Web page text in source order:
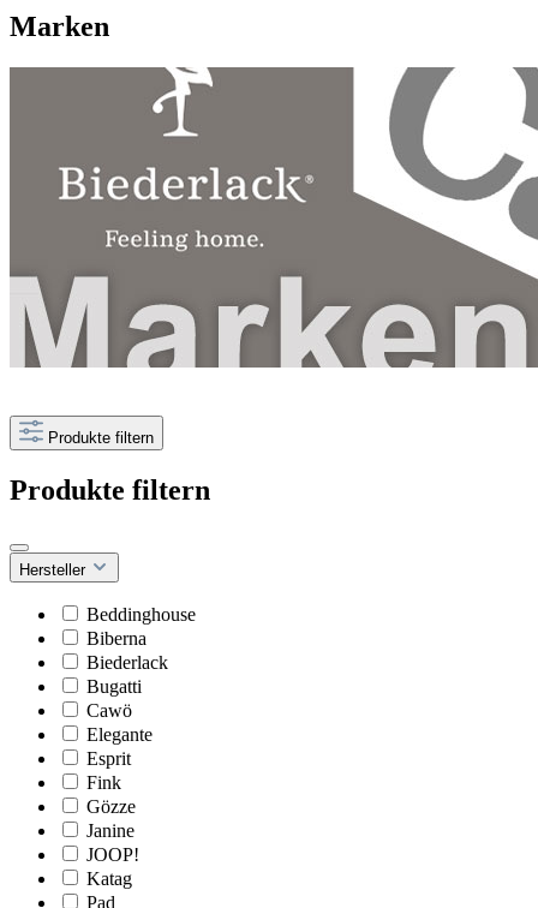
Marken
Produkte filtern
Produkte filtern
Hersteller
Beddinghouse
Biberna
Biederlack
Bugatti
Cawö
Elegante
Esprit
Fink
Gözze
Janine
JOOP!
Katag
Pad